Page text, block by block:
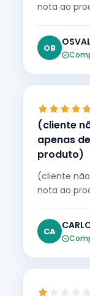
nota ao
OB
(cliente
apenas
produto)
(cliente
nota ao
CA